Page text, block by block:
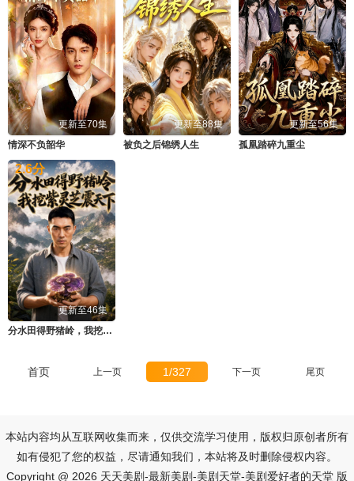
更新至70集
情深不负韶华
更新至88集
被负之后锦绣人生
更新至56集
孤凰踏碎九重尘
2.6分
更新至46集
分水田得野猪岭，我挖紫灵芝震天下
首页 上一页 1/327 下一页 尾页
本站内容均从互联网收集而来，仅供交流学习使用，版权归原创者所有
如有侵犯了您的权益，尽请通知我们，本站将及时删除侵权内容。
Copyright @ 2026 天天美剧-最新美剧-美剧天堂-美剧爱好者的天堂 版